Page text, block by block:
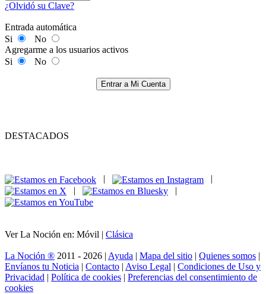
¿Olvidó su Clave?
Entrada automática
Si
No
Agregarme a los usuarios activos
Si
No
Entrar a Mi Cuenta
DESTACADOS
|
|
Ver La Noción en: Móvil | Clásica
La Noción ® 2011 - 2026 | Ayuda | Mapa del sitio | Quienes somos |
Envíanos tu Noticia | Contacto | Aviso Legal | Condiciones de Uso y
Privacidad | Política de cookies | Preferencias del consentimiento de
cookies